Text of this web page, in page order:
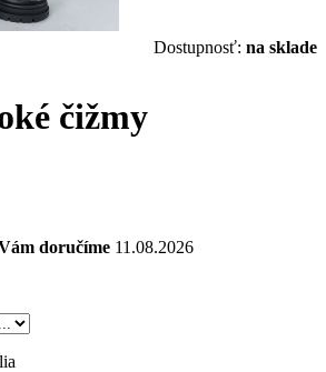
Dostupnosť: na sklade
čižmy
doručíme 11.08.2026